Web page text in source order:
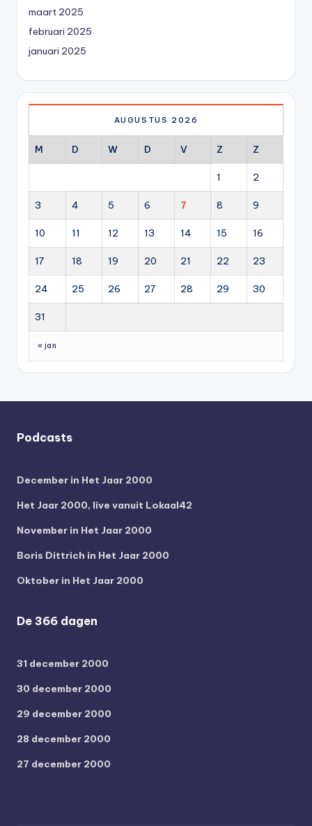
maart 2025
februari 2025
januari 2025
AUGUSTUS 2026
M D W D V Z Z
1 2
3 4 5 6 7 8 9
10 11 12 13 14 15 16
17 18 19 20 21 22 23
24 25 26 27 28 29 30
31
« jan
Podcasts
December in Het Jaar 2000
Het Jaar 2000, live vanuit Lokaal42
November in Het Jaar 2000
Boris Dittrich in Het Jaar 2000
Oktober in Het Jaar 2000
De 366 dagen
31 december 2000
30 december 2000
29 december 2000
28 december 2000
27 december 2000